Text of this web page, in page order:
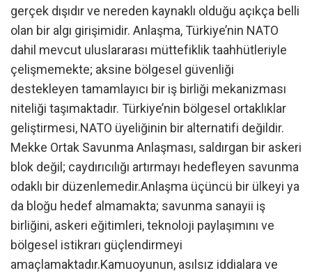
gerçek dışıdır ve nereden kaynaklı olduğu açıkça belli
olan bir algı girişimidir. Anlaşma, Türkiye’nin NATO
dahil mevcut uluslararası müttefiklik taahhütleriyle
çelişmemekte; aksine bölgesel güvenliği
destekleyen tamamlayıcı bir iş birliği mekanizması
niteliği taşımaktadır. Türkiye’nin bölgesel ortaklıklar
geliştirmesi, NATO üyeliğinin bir alternatifi değildir.
Mekke Ortak Savunma Anlaşması, saldırgan bir askeri
blok değil; caydırıcılığı artırmayı hedefleyen savunma
odaklı bir düzenlemedir.Anlaşma üçüncü bir ülkeyi ya
da bloğu hedef almamakta; savunma sanayii iş
birliğini, askeri eğitimleri, teknoloji paylaşımını ve
bölgesel istikrarı güçlendirmeyi
amaçlamaktadır.Kamuoyunun, asılsız iddialara ve